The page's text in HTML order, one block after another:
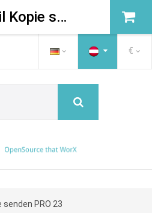
€
PRO 23
Auftragsemail Kopie senden PRO